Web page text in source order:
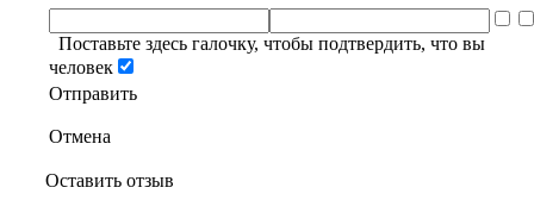
Поставьте здесь галочку, чтобы подтвердить, что вы
человек
Отправить
Отмена
Оставить отзыв